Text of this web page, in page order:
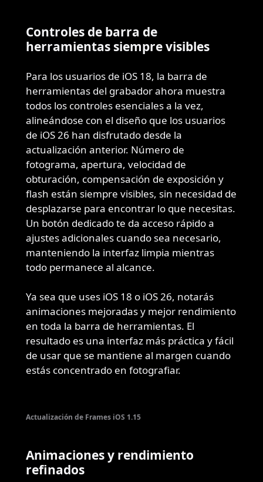
Controles de barra de
herramientas siempre visibles
Para los usuarios de iOS 18, la barra de
herramientas del grabador ahora muestra
todos los controles esenciales a la vez,
alineándose con el diseño que los usuarios
de iOS 26 han disfrutado desde la
actualización anterior. Número de
fotograma, apertura, velocidad de
obturación, compensación de exposición y
flash están siempre visibles, sin necesidad de
desplazarse para encontrar lo que necesitas.
Un botón dedicado te da acceso rápido a
ajustes adicionales cuando sea necesario,
manteniendo la interfaz limpia mientras
todo permanece al alcance.
Ya sea que uses iOS 18 o iOS 26, notarás
animaciones mejoradas y mejor rendimiento
en toda la barra de herramientas. El
resultado es una interfaz más práctica y fácil
de usar que se mantiene al margen cuando
estás concentrado en fotografiar.
Actualización de Frames iOS 1.15
Animaciones y rendimiento
refinados